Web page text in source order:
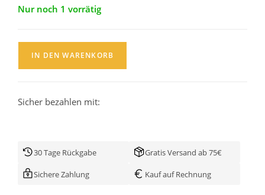
Nur noch 1 vorrätig
IN DEN WARENKORB
Sicher bezahlen mit:
30 Tage Rückgabe Gratis Versand ab 75€
Sichere Zahlung Kauf auf Rechnung